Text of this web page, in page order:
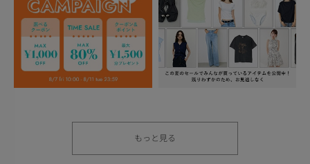
もっと見る